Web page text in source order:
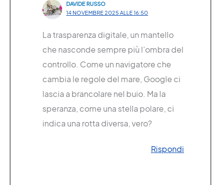
DAVIDE RUSSO
14 NOVEMBRE 2025 ALLE 16:50
La trasparenza digitale, un mantello
che nasconde sempre più l’ombra del
controllo. Come un navigatore che
cambia le regole del mare, Google ci
lascia a brancolare nel buio. Ma la
speranza, come una stella polare, ci
indica una rotta diversa, vero?
Rispondi